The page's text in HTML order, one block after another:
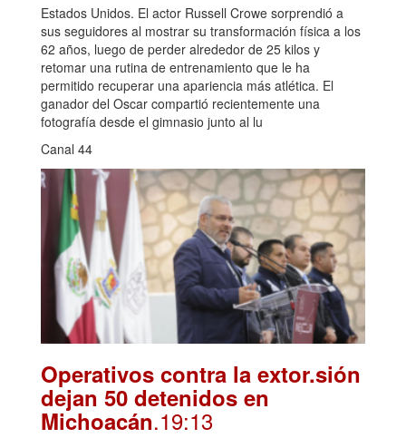
Estados Unidos. El actor Russell Crowe sorprendió a
sus seguidores al mostrar su transformación física a los
62 años, luego de perder alrededor de 25 kilos y
retomar una rutina de entrenamiento que le ha
permitido recuperar una apariencia más atlética. El
ganador del Oscar compartió recientemente una
fotografía desde el gimnasio junto al lu
Canal 44
Operativos contra la extor.sión
dejan 50 detenidos en
Michoacán.19:13